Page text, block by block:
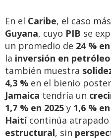
En el Caribe, el caso
Guyana, cuyo PIB se
un promedio de 24 %
la inversión en petróleo
también muestra
4,3 % en el bienio
Jamaica tendría un
1,7 % en 2025 y 1,6 %
Haitícontinúa atrapado
estructural, sin